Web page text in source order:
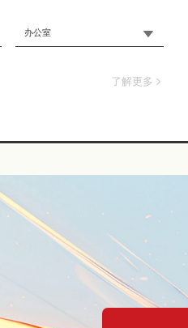
办公室
了解更多